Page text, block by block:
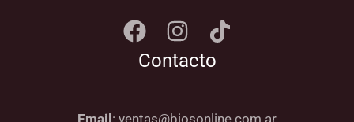
Contacto